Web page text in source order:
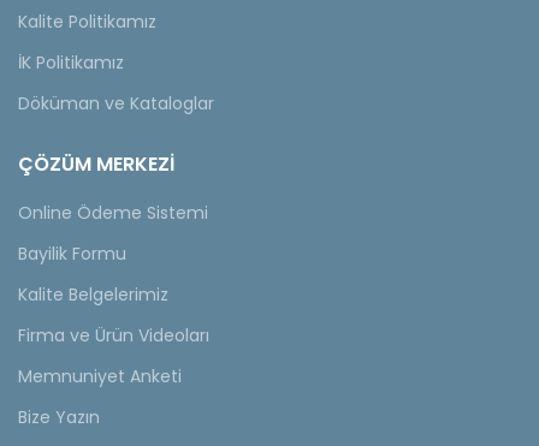
Kalite Politikamız
İK Politikamız
Döküman ve Kataloglar
ÇÖZÜM MERKEZİ
Online Ödeme Sistemi
Bayilik Formu
Kalite Belgelerimiz
Firma ve Ürün Videoları
Memnuniyet Anketi
Bize Yazın